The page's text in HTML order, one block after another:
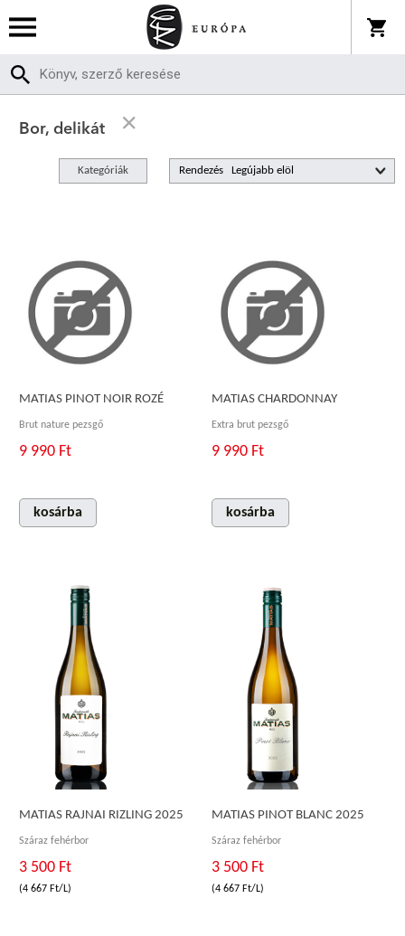
Bor, delikát
Kategóriák Rendezés
MATIAS PINOT NOIR ROZÉ
Brut nature pezsgő
9 990 Ft
kosárba
MATIAS CHARDONNAY
Extra brut pezsgő
9 990 Ft
kosárba
MATIAS RAJNAI RIZLING 2025
Száraz fehérbor
3 500 Ft
(4 667 Ft/L)
MATIAS PINOT BLANC 2025
Száraz fehérbor
3 500 Ft
(4 667 Ft/L)